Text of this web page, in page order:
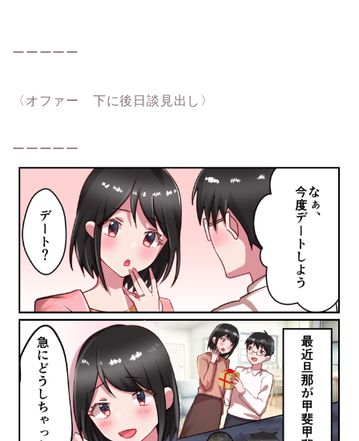
ーーーーー
〈オファー 下に後日談見出し〉
ーーーーー